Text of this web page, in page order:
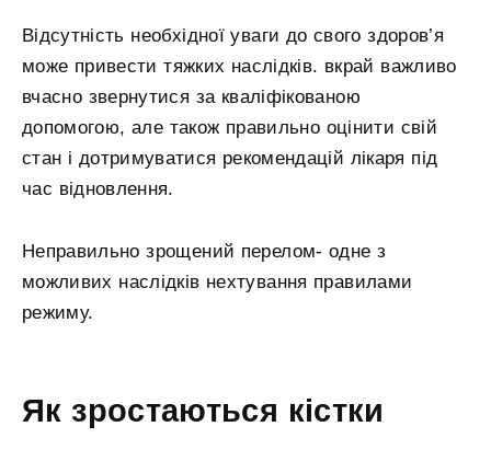
Відсутність необхідної уваги до свого здоров’я
може привести тяжких наслідків. вкрай важливо
вчасно звернутися за кваліфікованою
допомогою, але також правильно оцінити свій
стан і дотримуватися рекомендацій лікаря під
час відновлення.
Неправильно зрощений перелом- одне з
можливих наслідків нехтування правилами
режиму.
Як зростаються кістки